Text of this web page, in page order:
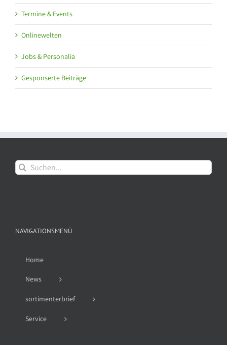
Termine & Events
Onlinewelten
Jobs & Personalia
Gesponserte Beiträge
Suche
nach:
NAVIGATIONSMENÜ
Home
News
sortimenterbrief
Service